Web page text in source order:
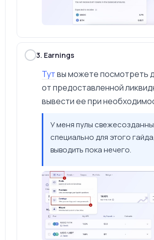
3. Earnings
Тутвы можете посмотреть
от предоставленной
вывести ее при
У меня пулы
специально для этого
выводить пока нечего.